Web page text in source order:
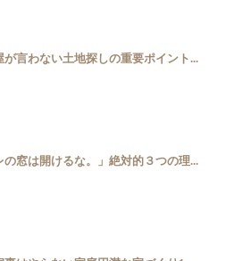
が言わない土地探しの重要ポイント...
の窓は開けるな。」絶対的３つの理...